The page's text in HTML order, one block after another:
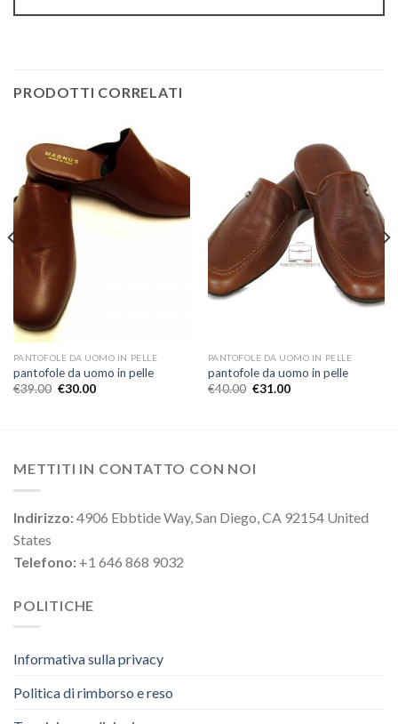
PRODOTTI CORRELATI
PANTOFOLE DA UOMO IN PELLE
pantofole da uomo in pelle
€39.00 €30.00
PANTOFOLE DA UOMO IN PELLE
pantofole da uomo in pelle
€40.00 €31.00
METTITI IN CONTATTO CON NOI
Indirizzo:4906 Ebbtide Way, San Diego, CA 92154 United
States
Telefono: +1 646 868 9032
POLITICHE
Informativa sulla privacy
Politica di rimborso e reso